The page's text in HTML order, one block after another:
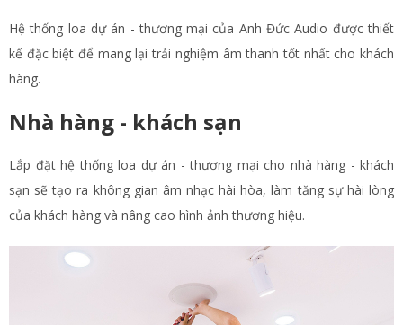
Hệ thống loa dự án - thương mại của Anh Đức Audio được thiết
kế đặc biệt để mang lại trải nghiệm âm thanh tốt nhất cho khách
hàng.
Nhà hàng - khách sạn
Lắp đặt hệ thống loa dự án - thương mại cho nhà hàng - khách
sạn sẽ tạo ra không gian âm nhạc hài hòa, làm tăng sự hài lòng
của khách hàng và nâng cao hình ảnh thương hiệu.